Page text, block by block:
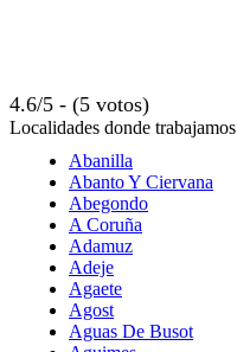
4.6/5 - (5 votos)
Localidades donde trabajamos
Abanilla
Abanto Y Ciervana
Abegondo
A Coruña
Adamuz
Adeje
Agaete
Agost
Aguas De Busot